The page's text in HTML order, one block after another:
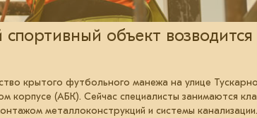
объект
крытого футбольного манежа на улице
корпусе (АБК). Сейчас специалисты занимаются
металлоконструкций и системы канализации.